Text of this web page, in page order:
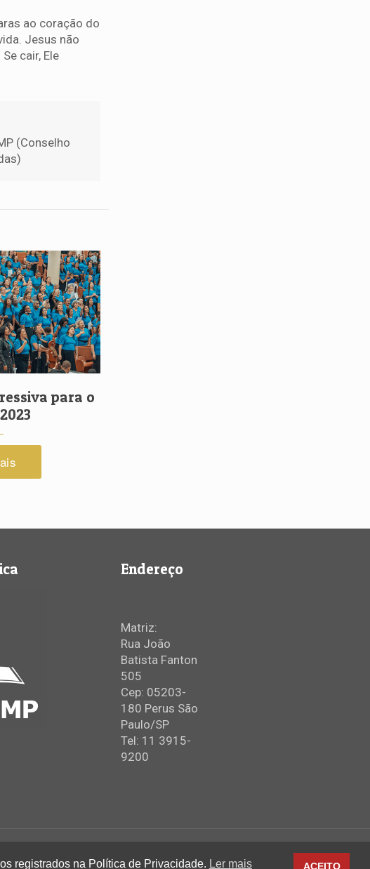
ao coração do
Jesus não
cair, Ele
(Conselho
para o
Endereço
Matriz:
Rua João
Batista Fanton
505
Cep: 05203-
180 Perus São
Paulo/SP
Tel: 11 3915-
9200
registrados na Política de Privacidade. Ler mais ACEITO